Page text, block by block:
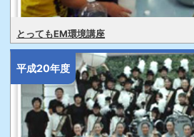
とってもEM環境講座
平成20年度